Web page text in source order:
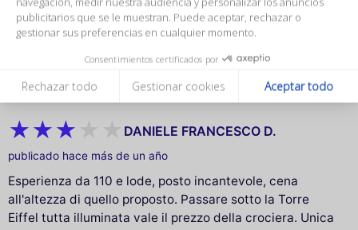
publicitarios que se le muestran. Puede aceptar, rechazar o
gestionar sus preferencias en cualquier momento.
Consentimientos certificados por
Rechazar todo Gestionar cookies Aceptar todo
C’était parfait. Rien à dire superbe croisière. Très bon
repas et très bonne organisation.
DANIELE FRANCESCO D.
publicado hace más de un año
Esperienza da 110 e lode, posto incantevole, cena
all'altezza di quello proposto. Passare sotto la Torre
Eiffel tutta illuminata vale il prezzo della crociera. Unica